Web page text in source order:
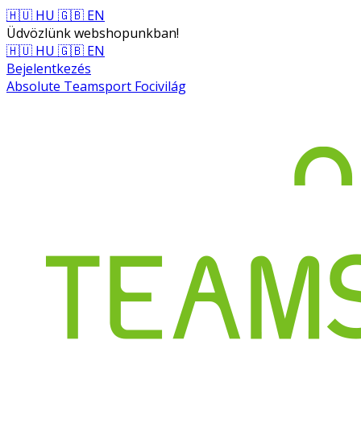
🇭🇺 HU 🇬🇧 EN
Üdvözlünk webshopunkban!
🇭🇺 HU 🇬🇧 EN
Bejelentkezés
Absolute Teamsport Focivilág